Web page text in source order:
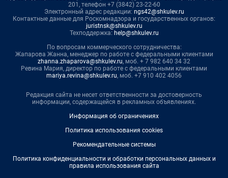
201, телефон +7 (3842) 23-22-60
Электронный адрес редакции: ngs42@shkulev.ru
Контактные данные для Роскомнадзора и государственных органов:
juristnsk@shkulev.ru
Техподдержка: help@shkulev.ru
По вопросам коммерческого сотрудничества:
Жапарова Жанна, менеджер по работе с федеральными клиентами
zhanna.zhaparova@shkulev.ru, моб. + 7 982 640 34 32
Ревина Мария, директор по работе с федеральными клиентами
mariya.revina@shkulev.ru, моб. +7 910 402 4056
Редакция сайта не несет ответственности за достоверность
информации, содержащейся в рекламных объявлениях.
Информация об ограничениях
Политика использования cookies
Рекомендательные системы
Политика конфиденциальности и обработки персональных данных и
правила использования сайта